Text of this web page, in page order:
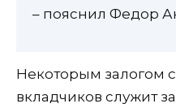
– пояснил Федор
Некоторым залогом
вкладчиков служит